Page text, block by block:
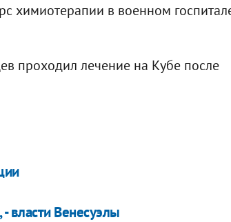
химиотерапии в военном
проходил лечение на Кубе после
власти Венесуэлы